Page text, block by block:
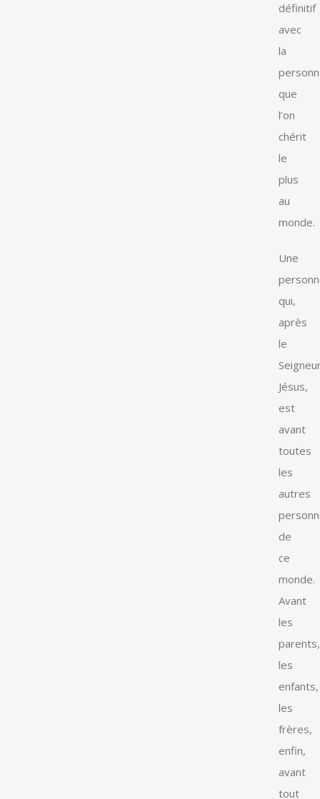
définitif
avec
la
que
l’on
chérit
le
plus
au
monde.
Une
qui,
après
le
Jésus,
est
avant
toutes
les
autres
de
ce
monde.
Avant
les
parents,
les
enfants,
les
frères,
enfin,
avant
tout